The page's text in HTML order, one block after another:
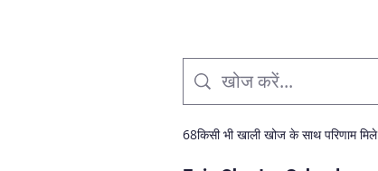
68किसी भी खाली खोज के साथ परिणाम मिले